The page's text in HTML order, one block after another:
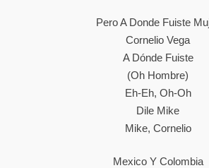
Pero A Donde Fuiste
Cornelio Vega
A Dónde Fuiste
(Oh Hombre)
Eh-Eh, Oh-Oh
Dile Mike
Mike, Cornelio
Mexico Y Colombia